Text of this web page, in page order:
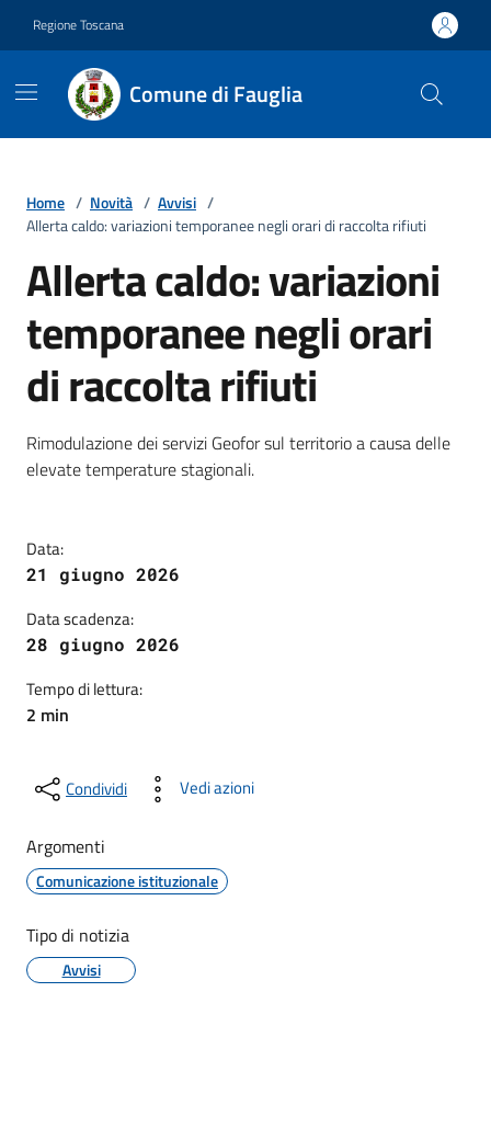
Regione Toscana
Comune di Fauglia
Home / Novità / Avvisi /
Allerta caldo: variazioni temporanee negli orari di raccolta rifiuti
Allerta caldo: variazioni
temporanee negli orari
di raccolta rifiuti
Dettagli della notizia
Rimodulazione dei servizi Geofor sul territorio a causa delle
elevate temperature stagionali.
Data:
21 giugno 2026
Data scadenza:
28 giugno 2026
Tempo di lettura:
2 min
Condividi Vedi azioni
Argomenti
Comunicazione istituzionale
Tipo di notizia
Avvisi